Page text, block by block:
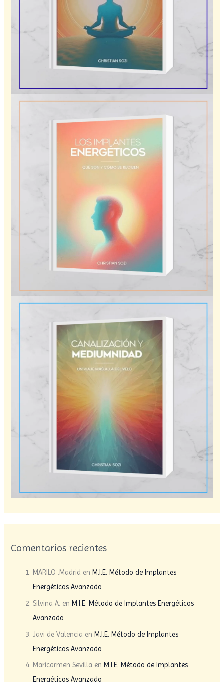
Comentarios recientes
MARILO .Madrid en M.I.E. Método de Implantes
Energéticos Avanzado
Silvina A. en M.I.E. Método de Implantes Energéticos
Avanzado
Javi de Valencia enM.I.E. Método de Implantes
Energéticos Avanzado
Maricarmen Sevilla en M.I.E. Método de Implantes
Energéticos Avanzado